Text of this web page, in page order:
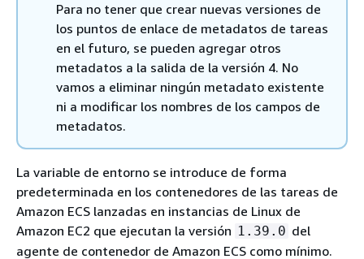
Para no tener que crear nuevas versiones de
los puntos de enlace de metadatos de tareas
en el futuro, se pueden agregar otros
metadatos a la salida de la versión 4. No
vamos a eliminar ningún metadato existente
ni a modificar los nombres de los campos de
metadatos.
La variable de entorno se introduce de forma
predeterminada en los contenedores de las tareas de
Amazon ECS lanzadas en instancias de Linux de
Amazon EC2 que ejecutan la versión 1.39.0 del
agente de contenedor de Amazon ECS como mínimo.